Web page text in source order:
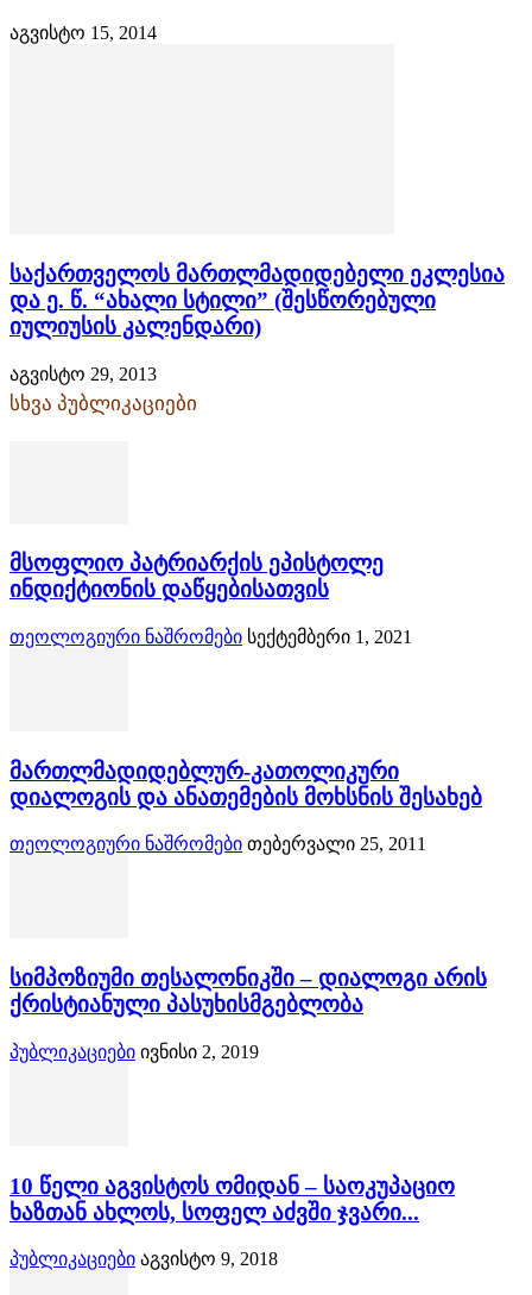
აგვისტო 15, 2014
საქართველოს მართლმადიდებელი ეკლესია
და ე. წ. “ახალი სტილი” (შესწორებული
იულიუსის კალენდარი)
აგვისტო 29, 2013
სხვა პუბლიკაციები
მსოფლიო პატრიარქის ეპისტოლე
ინდიქტიონის დაწყებისათვის
თეოლოგიური ნაშრომები სექტემბერი 1, 2021
მართლმადიდებლურ-კათოლიკური
დიალოგის და ანათემების მოხსნის შესახებ
თეოლოგიური ნაშრომები თებერვალი 25, 2011
სიმპოზიუმი თესალონიკში – დიალოგი არის
ქრისტიანული პასუხისმგებლობა
პუბლიკაციები ივნისი 2, 2019
10 წელი აგვისტოს ომიდან – საოკუპაციო
ხაზთან ახლოს, სოფელ აძვში ჯვარი...
პუბლიკაციები აგვისტო 9, 2018